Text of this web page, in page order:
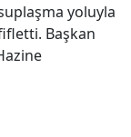
yoluyla
Başkan